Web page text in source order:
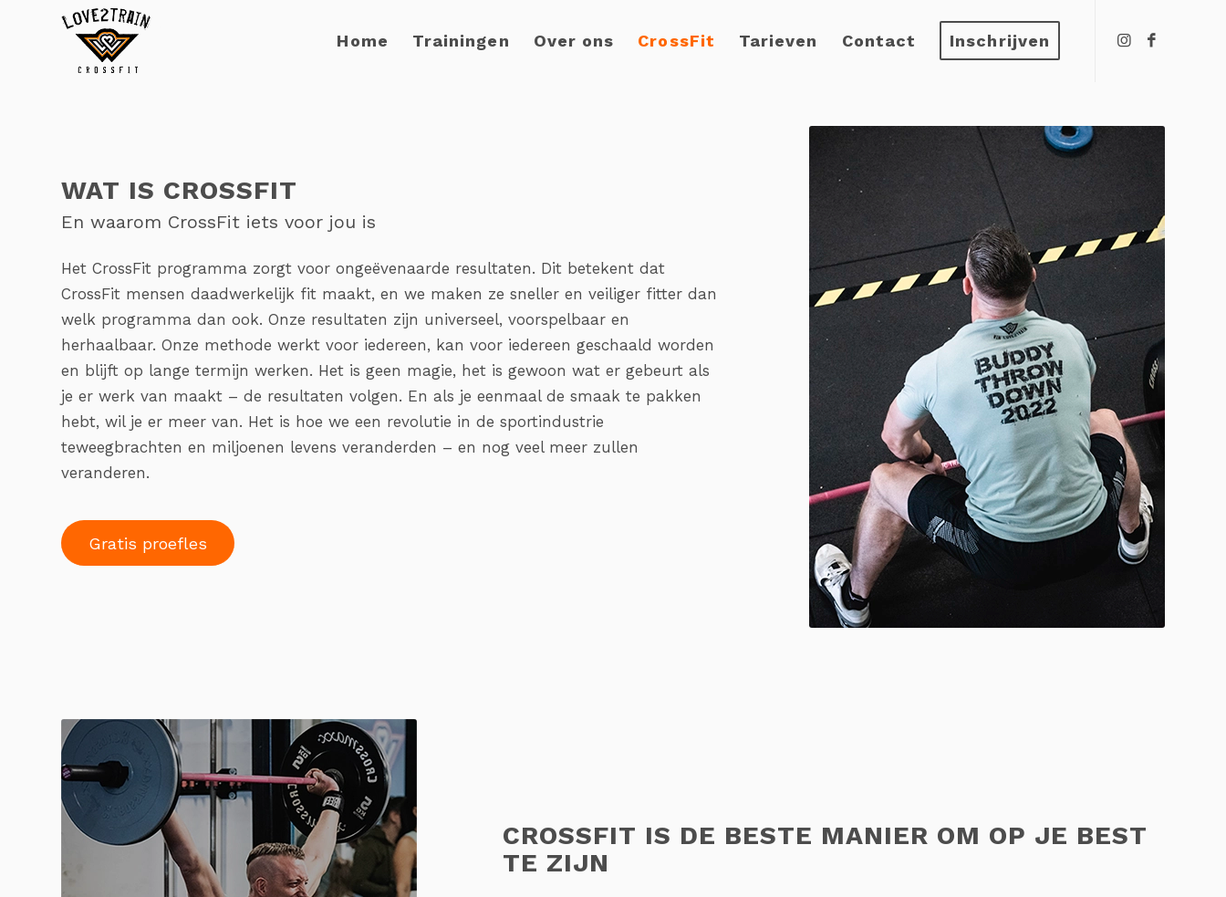
Home Trainingen Over ons CrossFit Tarieven Contact Inschrijven
WAT IS CROSSFIT
En waarom CrossFit iets voor jou is
Het CrossFit programma zorgt voor ongeëvenaarde resultaten. Dit betekent dat
CrossFit mensen daadwerkelijk fit maakt, en we maken ze sneller en veiliger fitter dan
welk programma dan ook. Onze resultaten zijn universeel, voorspelbaar en
herhaalbaar. Onze methode werkt voor iedereen, kan voor iedereen geschaald worden
en blijft op lange termijn werken. Het is geen magie, het is gewoon wat er gebeurt als
je er werk van maakt – de resultaten volgen. En als je eenmaal de smaak te pakken
hebt, wil je er meer van. Het is hoe we een revolutie in de sportindustrie
teweegbrachten en miljoenen levens veranderden – en nog veel meer zullen
veranderen.
Gratis proefles
CROSSFIT IS DE BESTE MANIER OM OP JE BEST
TE ZIJN